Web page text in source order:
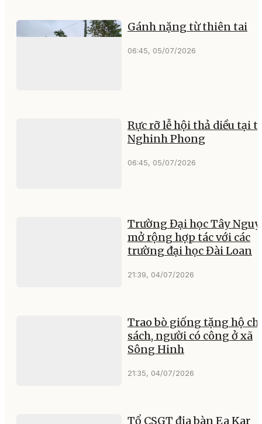
Gánh nặng từ thiên tai
06:45, 05/07/2026
Rực rỡ lễ hội thả diều tại
Nghinh Phong
06:45, 05/07/2026
Trường Đại học Tây
mở rộng hợp tác với các
trường đại học Đài Loan
21:39, 04/07/2026
Trao bò giống tặng hộ
sách, người có công ở xã
Sông Hinh
21:35, 04/07/2026
Tổ CSGT địa bàn Ea Kar